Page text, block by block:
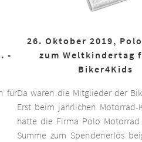
-
für
26. Oktober 2019,
zum Weltkindertag
Biker4Kids
Da waren die Mitglieder der
Erst beim jährlichen Motorrad-
hatte die Firma Polo
Summe zum Spendenerlös